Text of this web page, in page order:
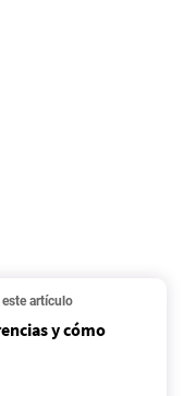
este artículo
y cómo